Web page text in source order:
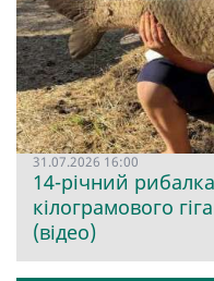
31.07.2026 16:00
14-річний
кілограмового
(відео)